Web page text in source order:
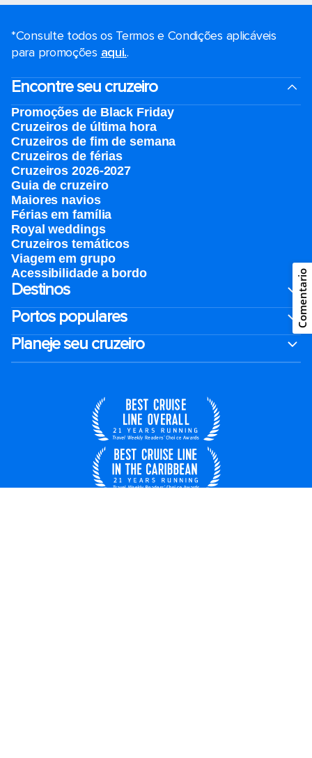
*Consulte todos os Termos e Condições aplicáveis ​​
para promoções aqui..
Encontre seu cruzeiro
Promoções de Black Friday
Cruzeiros de última hora
Cruzeiros de fim de semana
Cruzeiros de férias
Cruzeiros 2026-2027
Guia de cruzeiro
Maiores navios
Férias em família
Royal weddings
Cruzeiros temáticos
Viagem em grupo
Acessibilidade a bordo
Destinos
Portos populares
Planeje seu cruzeiro
Comentario